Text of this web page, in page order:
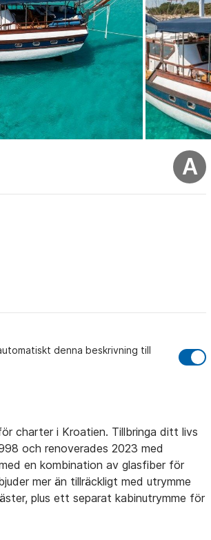
A
denna beskrivning till
charter i Kroatien. Tillbringa ditt livs
och renoverades 2023 med
en kombination av glasfiber för
mer än tillräckligt med utrymme
plus ett separat kabinutrymme för